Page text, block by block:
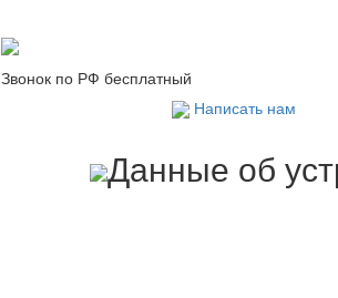
Звонок по РФ бесплатный
Написать нам
Данные об